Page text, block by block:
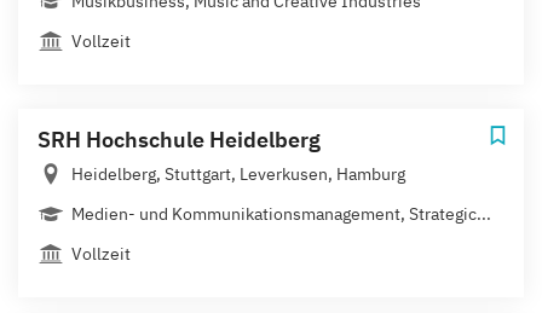
Vollzeit
SRH Hochschule Heidelberg
Heidelberg, Stuttgart, Leverkusen, Hamburg
Medien- und Kommunikationsmanagement, Strategic...
Vollzeit